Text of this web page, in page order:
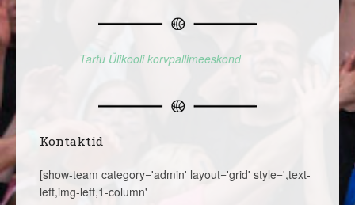
Tartu Ülikooli korvpallimeeskond
Kontaktid
[show-team category='admin' layout='grid' style=',text-
left,img-left,1-column'